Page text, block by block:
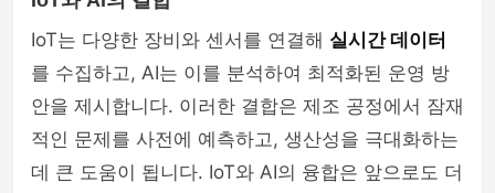
IoT는 다양한 장비와 센서를 연결해 실시간 데이터
를 수집하고, AI는 이를 분석하여 최적화된 운영 방
안을 제시합니다. 이러한 결합은 제조 공정에서 잠재
적인 문제를 사전에 예측하고, 생산성을 극대화하는
데 큰 도움이 됩니다. IoT와 AI의 융합은 앞으로도 더